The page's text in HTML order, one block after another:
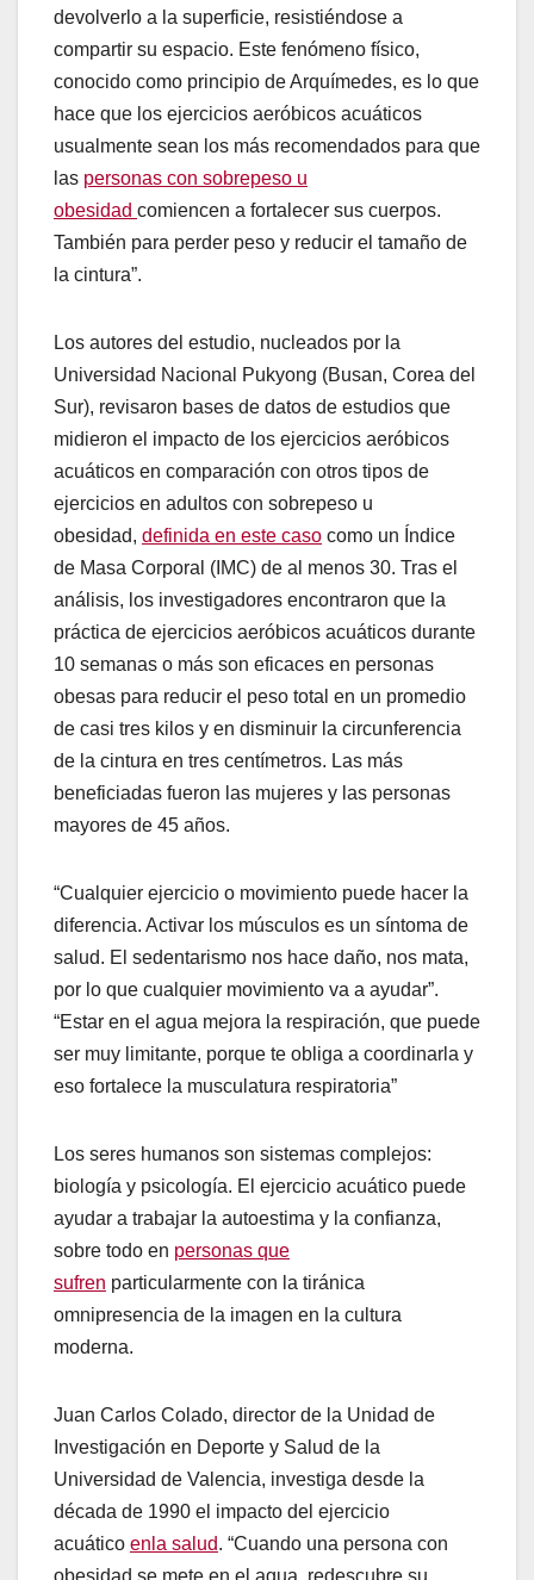
devolverlo a la superficie, resistiéndose a
compartir su espacio. Este fenómeno físico,
conocido como principio de Arquímedes, es lo que
hace que los ejercicios aeróbicos acuáticos
usualmente sean los más recomendados para que
las personas con sobrepeso u
obesidad comiencen a fortalecer sus cuerpos.
También para perder peso y reducir el tamaño de
la cintura”.
Los autores del estudio, nucleados por la
Universidad Nacional Pukyong (Busan, Corea del
Sur), revisaron bases de datos de estudios que
midieron el impacto de los ejercicios aeróbicos
acuáticos en comparación con otros tipos de
ejercicios en adultos con sobrepeso u
obesidad, definida en este caso como un Índice
de Masa Corporal (IMC) de al menos 30. Tras el
análisis, los investigadores encontraron que la
práctica de ejercicios aeróbicos acuáticos durante
10 semanas o más son eficaces en personas
obesas para reducir el peso total en un promedio
de casi tres kilos y en disminuir la circunferencia
de la cintura en tres centímetros. Las más
beneficiadas fueron las mujeres y las personas
mayores de 45 años.
“Cualquier ejercicio o movimiento puede hacer la
diferencia. Activar los músculos es un síntoma de
salud. El sedentarismo nos hace daño, nos mata,
por lo que cualquier movimiento va a ayudar”.
“Estar en el agua mejora la respiración, que puede
ser muy limitante, porque te obliga a coordinarla y
eso fortalece la musculatura respiratoria”
Los seres humanos son sistemas complejos:
biología y psicología. El ejercicio acuático puede
ayudar a trabajar la autoestima y la confianza,
sobre todo en personas que
sufren particularmente con la tiránica
omnipresencia de la imagen en la cultura
moderna.
Juan Carlos Colado, director de la Unidad de
Investigación en Deporte y Salud de la
Universidad de Valencia, investiga desde la
década de 1990 el impacto del ejercicio
acuático enla salud. “Cuando una persona con